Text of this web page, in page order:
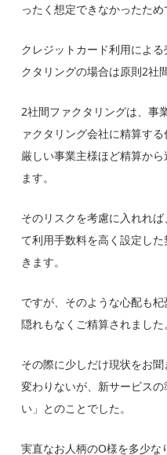
ったく想定できなかったため
クレジットカード利用によ
クタリングの場合は原則2社
2社間ファクタリングは、事
ァクタリング会社に精算す
厳しい事業主様ほど精算か
ます。
そのリスクを考慮に入れれば
て利用手数料を高く設定し
きます。
ですが、そのような心配も
隠れもなくご精算されました。
その際に少しだけ現状をお
変わりないが、新サービス
い」とのこと でした。
実直なお人柄のO様を多少な